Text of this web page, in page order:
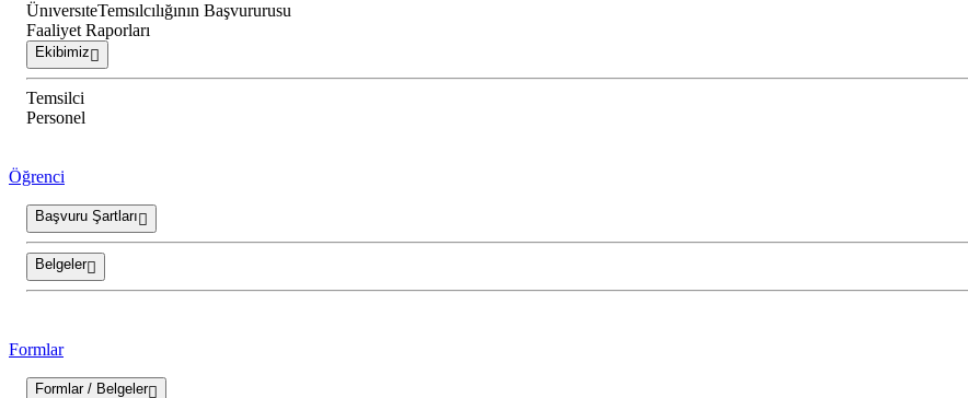
ÜnıversıteTemsılcılığının Başvururusu
Faaliyet Raporları
Ekibimiz
Temsilci
Personel
Öğrenci
Başvuru Şartları
Belgeler
Formlar
Formlar / Belgeler